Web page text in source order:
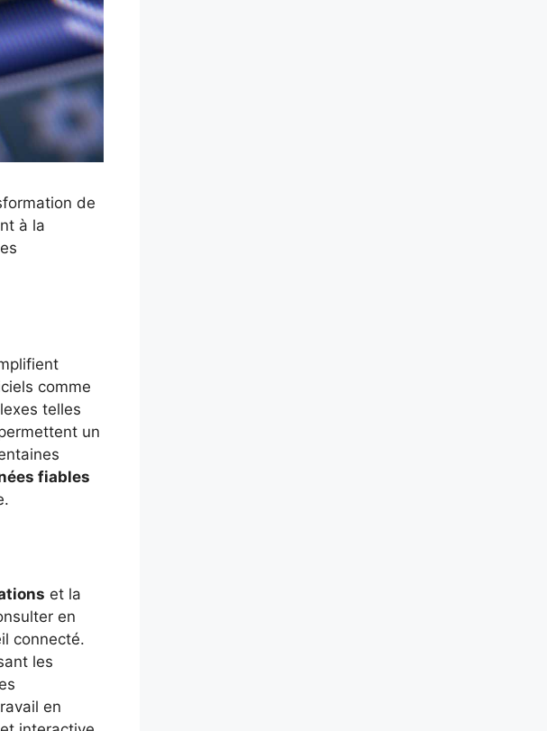
de
à la
comme
telles
un
fiables
et la
en
connecté.
les
en